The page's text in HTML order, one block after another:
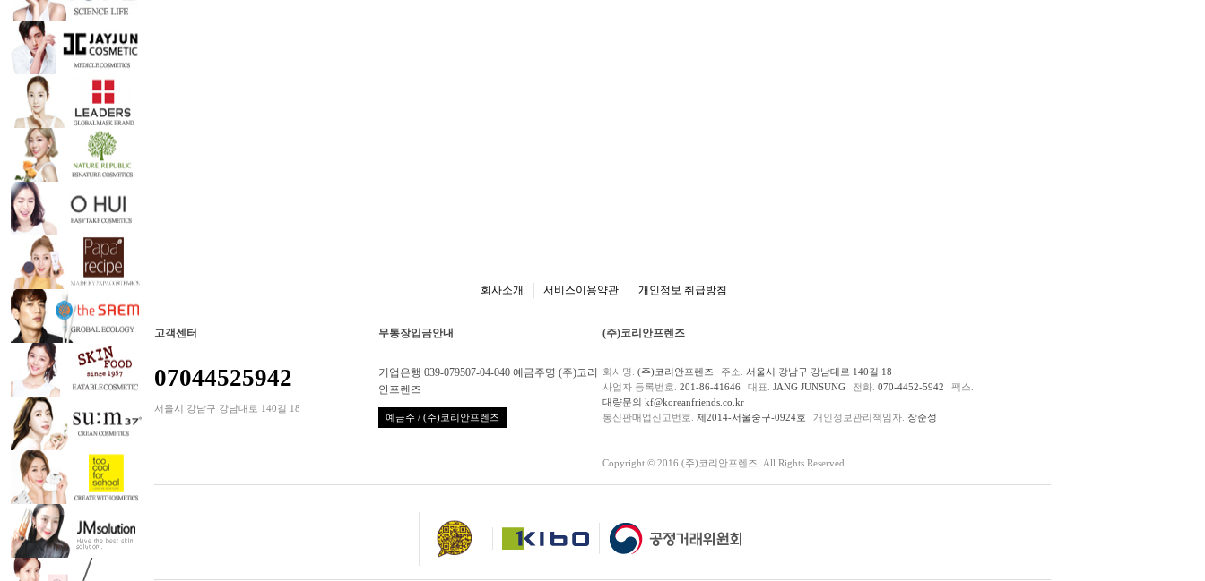
회사소개 서비스이용약관 개인정보 취급방침
고객센터
07044525942
서울시 강남구 강남대로 140길 18
무통장입금안내
기업은행 039-079507-04-040 예금주명 (주)코리
안프렌즈
예금주 / (주)코리안프렌즈
(주)코리안프렌즈
회사명. (주)코리안프렌즈 주소. 서울시 강남구 강남대로 140길 18
사업자 등록번호. 201-86-41646 대표. JANG JUNSUNG 전화. 070-4452-5942
팩스.
대량문의 kf@koreanfriends.co.kr
통신판매업신고번호. 제2014-서울중구-0924호 개인정보관리책임자. 장준성
Copyright © 2016 (주)코리안프렌즈. All Rights Reserved.